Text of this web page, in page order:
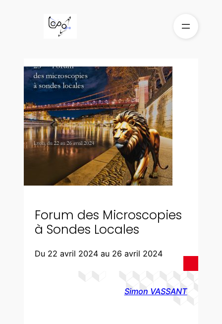
Forum des Microscopies
à Sondes Locales
Du 22 avril 2024 au 26 avril 2024
Simon VASSANT